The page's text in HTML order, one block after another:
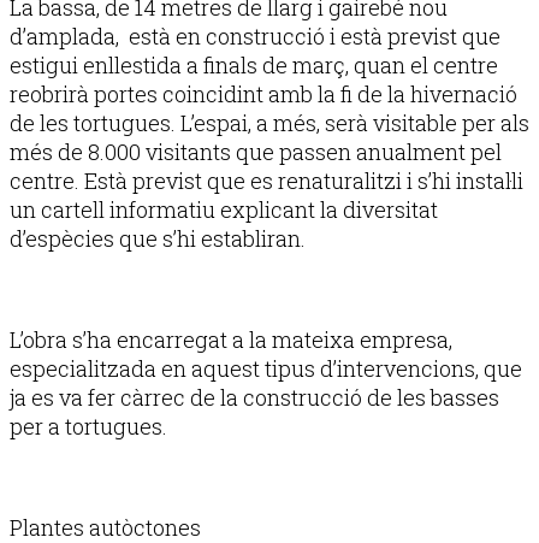
La bassa, de 14 metres de llarg i gairebé nou
d’amplada, està en construcció i està previst que
estigui enllestida a finals de març, quan el centre
reobrirà portes coincidint amb la fi de la hivernació
de les tortugues. L’espai, a més, serà visitable per als
més de 8.000 visitants que passen anualment pel
centre. Està previst que es renaturalitzi i s’hi instal·li
un cartell informatiu explicant la diversitat
d’espècies que s’hi establiran.
L’obra s’ha encarregat a la mateixa empresa,
especialitzada en aquest tipus d’intervencions, que
ja es va fer càrrec de la construcció de les basses
per a tortugues.
Plantes autòctones